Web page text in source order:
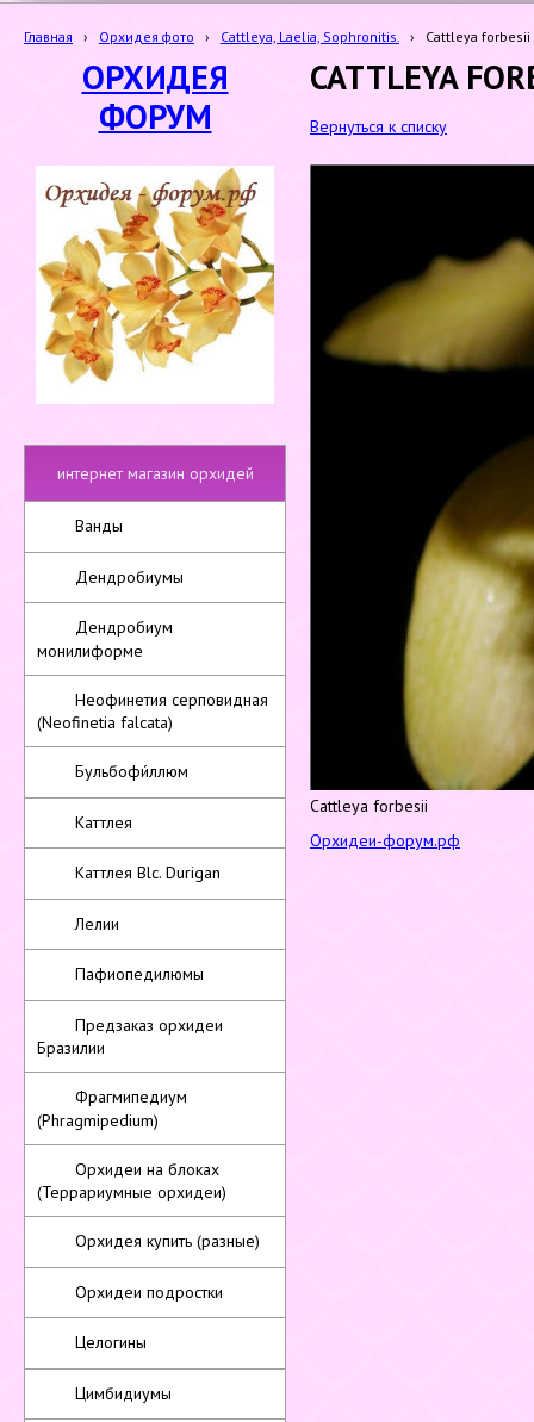
Главная › Орхидея фото › Cattleya, Laelia, Sophronitis. › Cattleya forbesii
ОРХИДЕЯ
ФОРУМ
интернет магазин орхидей
Ванды
Дендробиумы
Дендробиум
монилиформе
Неофинетия серповидная
(Neofinetia falcata)
Бульбофи́ллюм
Каттлея
Каттлея Blc. Durigan
Лелии
Пафиопедилюмы
Предзаказ орхидеи
Бразилии
Фрагмипедиум
(Phragmipedium)
Орхидеи на блоках
(Террариумные орхидеи)
Орхидея купить (разные)
Орхидеи подростки
Целогины
Цимбидиумы
CATTLEYA
Вернуться к списку
Cattleya forbesii
Орхидеи-форум.рф